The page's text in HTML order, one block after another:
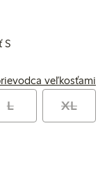
S
veľkosťami
L XL